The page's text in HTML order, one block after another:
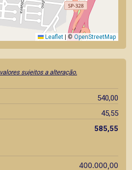
Leaflet © OpenStreetMap
valores sujeitos a alteração.
540,00
45,55
585,55
400.000,00